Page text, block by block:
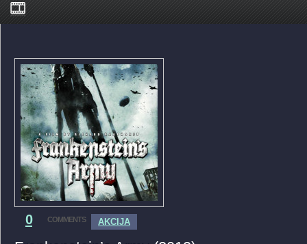
0 COMMENTS AKCIJA